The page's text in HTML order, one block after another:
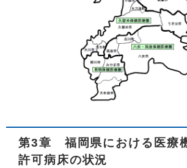
第3章 福岡県における医療
許可病床の状況